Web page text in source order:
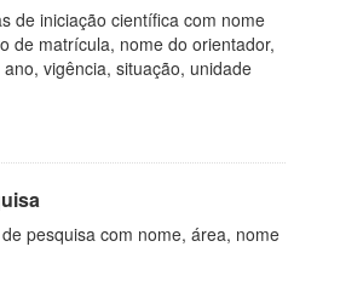
de iniciação científica com nome
de matrícula, nome do orientador,
vigência, situação, unidade
pesquisa com nome, área, nome